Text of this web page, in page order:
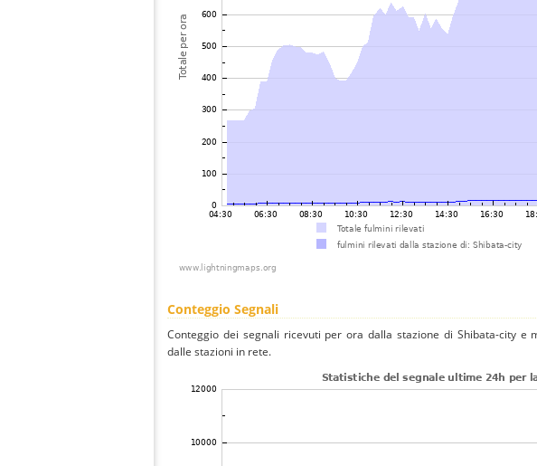
Conteggio Segnali
Conteggio dei segnali ricevuti per ora dalla stazione di Shibata-city e
dalle stazioni in rete.